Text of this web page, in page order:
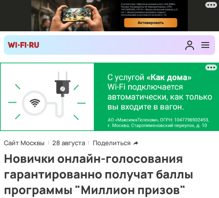
Сайт Москвы 28 августа Поделиться
Новички онлайн-голосования
гарантированно получат баллы
программы "Миллион призов"